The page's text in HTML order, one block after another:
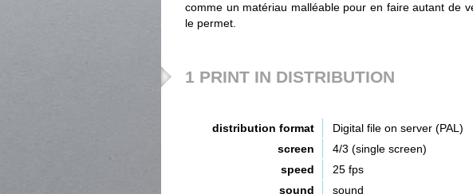
comme un matériau malléable pour en faire autant de
le permet.
1 PRINT IN DISTRIBUTION
distribution format
Digital file on server (PAL)
screen
4/3 (single screen)
speed
25 fps
sound
sound